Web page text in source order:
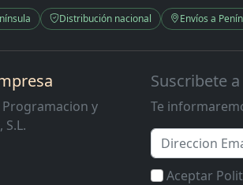
Distribución nacional Envíos a
y
Suscribete
Te
Email
Aceptar